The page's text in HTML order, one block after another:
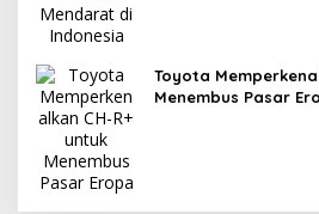
Toyota
Menembus Pasar